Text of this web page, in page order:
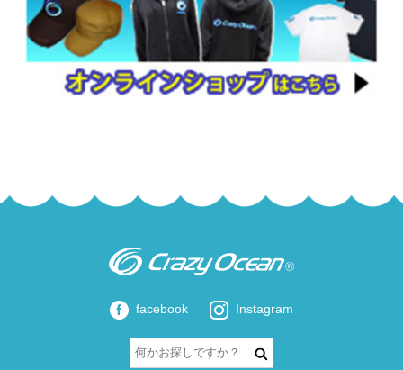
facebook Instagram